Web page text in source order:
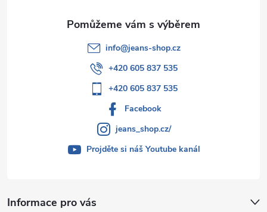
Informace pro vás
info@jeans-shop.cz
+420 605 837 535
+420 605 837 535
Facebook
jeans_shop.cz/
Projděte si náš Youtube kanál